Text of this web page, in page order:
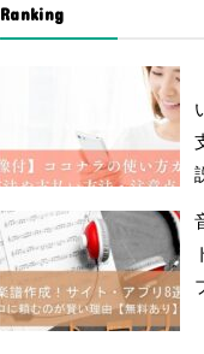
Ranking